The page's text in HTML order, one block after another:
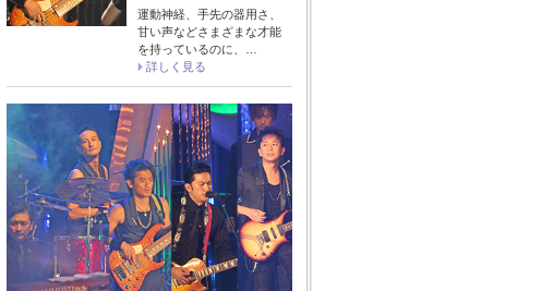
運動神経、手先の器用さ、
甘い声などさまざまな才能
を持っているのに、…
詳しく見る